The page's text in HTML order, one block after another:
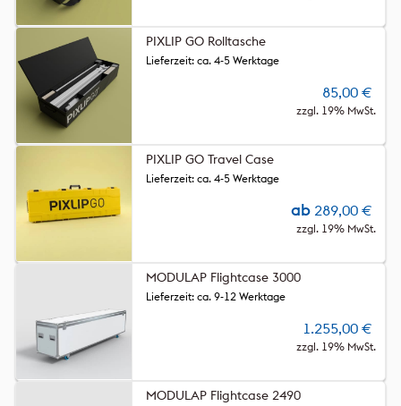
PIXLIP GO Rolltasche
85,00 €
zzgl. 19% MwSt.
Lieferzeit: ca. 4-5 Werktage
PIXLIP GO Travel Case
ab 289,00 €
zzgl. 19% MwSt.
Lieferzeit: ca. 4-5 Werktage
MODULAP Flightcase 3000
1.255,00 €
zzgl. 19% MwSt.
Lieferzeit: ca. 9-12 Werktage
MODULAP Flightcase 2490